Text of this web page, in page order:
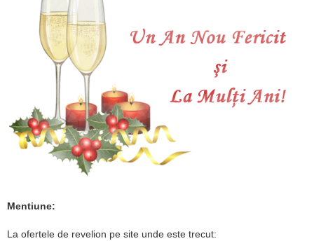
Mentiune:
La ofertele de revelion pe site unde este trecut: